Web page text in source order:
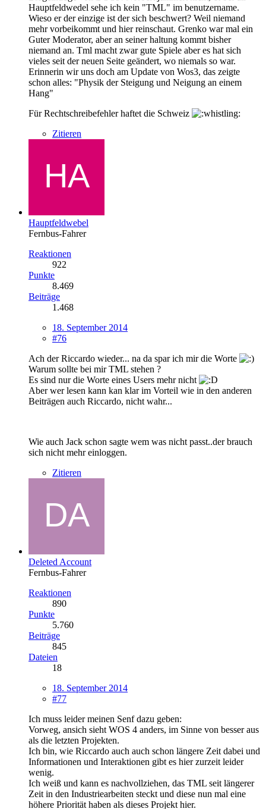
Hauptfeldwedel sehe ich kein "TML" im benutzername.
Wieso er der einzige ist der sich beschwert? Weil niemand
mehr vorbeikommt und hier reinschaut. Grenko war mal ein
Guter Moderator, aber an seiner haltung kommt bisher
niemand an. Tml macht zwar gute Spiele aber es hat sich
vieles seit der neuen Seite geändert, wo niemals so war.
Erinnerin wir uns doch am Update von Wos3, das zeigte
schon alles: "Physik der Steigung und Neigung an einem
Hang"
Für Rechtschreibefehler haftet die Schweiz
Zitieren
Hauptfeldwebel
Fernbus-Fahrer
Reaktionen
922
Punkte
8.469
Beiträge
1.468
18. September 2014
#76
Ach der Riccardo wieder... na da spar ich mir die Worte
Warum sollte bei mir TML stehen ?
Es sind nur die Worte eines Users mehr nicht
Aber wer lesen kann kan klar im Vorteil wie in den anderen
Beiträgen auch Riccardo, nicht wahr...
Wie auch Jack schon sagte wem was nicht passt..der brauch
sich nicht mehr einloggen.
Zitieren
Deleted Account
Fernbus-Fahrer
Reaktionen
890
Punkte
5.760
Beiträge
845
Dateien
18
18. September 2014
#77
Ich muss leider meinen Senf dazu geben:
Vorweg, ansich sieht WOS 4 anders, im Sinne von besser aus
als die letzten Projekten.
Ich bin, wie Riccardo auch auch schon längere Zeit dabei und
Informationen und Interaktionen gibt es hier zurzeit leider
wenig.
Ich weiß und kann es nachvollziehen, das TML seit längerer
Zeit in den Industriearbeiten steckt und diese nun mal eine
höhere Priorität haben als dieses Projekt hier.